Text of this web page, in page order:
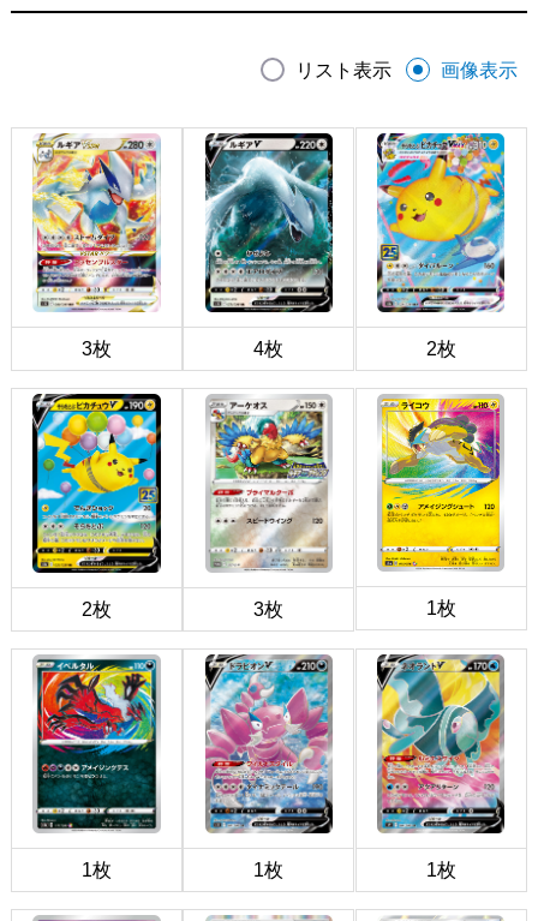
リスト表示 画像表示
3枚 4枚 2枚
2枚 3枚 1枚
1枚 1枚 1枚